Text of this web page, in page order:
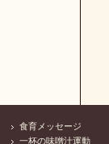
食育メッセージ
一杯の味噌汁運動